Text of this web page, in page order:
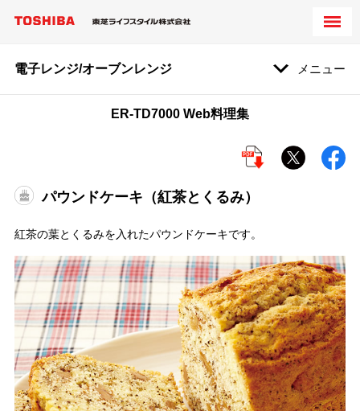
電子レンジ/オーブンレンジ メニュー
ER-TD7000 Web料理集
パウンドケーキ（紅茶とくるみ）
紅茶の葉とくるみを入れたパウンドケーキです。